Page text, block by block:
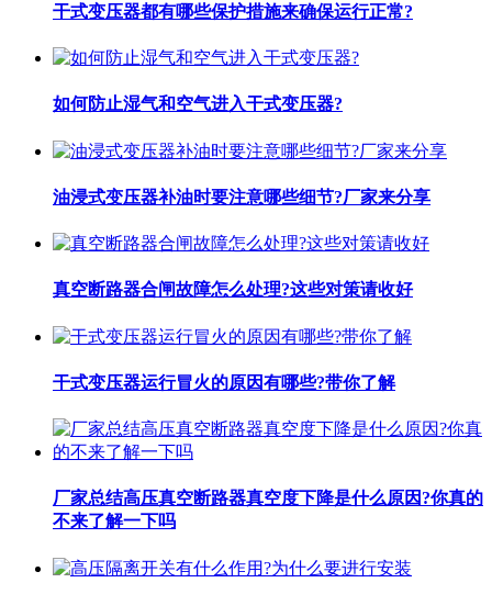
干式变压器都有哪些保护措施来确保运行正常?
如何防止湿气和空气进入干式变压器?
油浸式变压器补油时要注意哪些细节?厂家来分享
真空断路器合闸故障怎么处理?这些对策请收好
干式变压器运行冒火的原因有哪些?带你了解
厂家总结高压真空断路器真空度下降是什么原因?你真的
不来了解一下吗